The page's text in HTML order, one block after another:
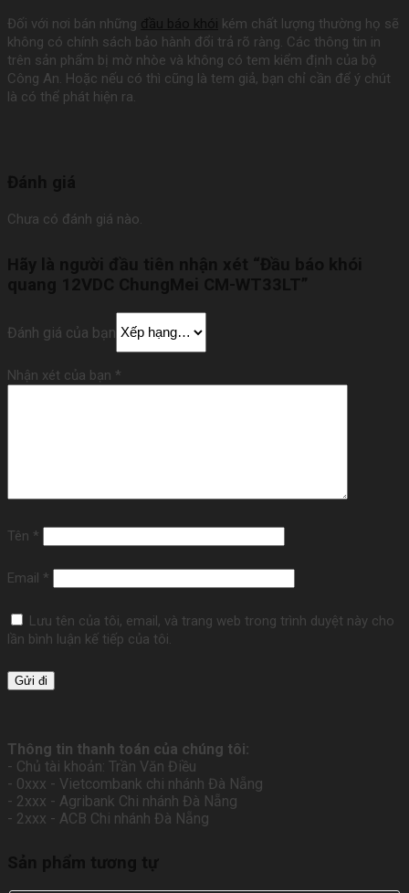
Đối với nơi bán những đầu báo khói kém chất lượng thường họ sẽ
không có chính sách bảo hành đổi trả rõ ràng. Các thông tin in
trên sản phẩm bị mờ nhòe và không có tem kiểm định của bộ
Công An. Hoặc nếu có thì cũng là tem giả, bạn chỉ cần để ý chút
là có thể phát hiện ra.
Chưa có đánh giá nào.
Đánh giá của bạn
Nhận xét của bạn *
Tên *
Email *
Lưu tên của tôi, email, và trang web trong trình duyệt này cho
lần bình luận kế tiếp của tôi.
Thông tin thanh toán của chúng tôi:
- Chủ tài khoản: Trần Văn Điều
- 0xxx - Vietcombank chi nhánh Đà Nẵng
- 2xxx - Agribank Chi nhánh Đà Nẵng
- 2xxx - ACB Chi nhánh Đà Nẵng